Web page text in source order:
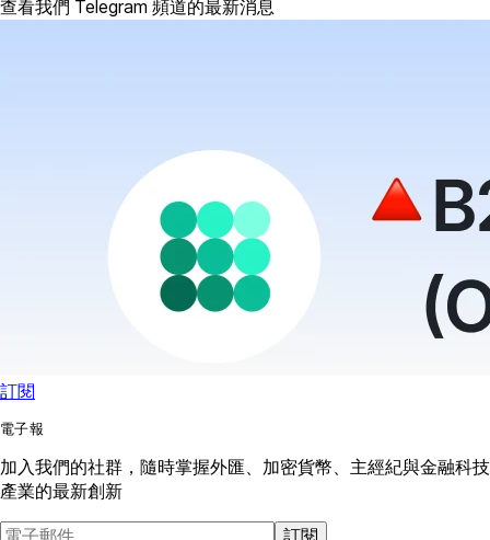
查看我們 Telegram 頻道的最新消息
訂閱
電子報
加入我們的社群，隨時掌握外匯、加密貨幣、主經紀與金融科技
產業的最新創新
訂閱